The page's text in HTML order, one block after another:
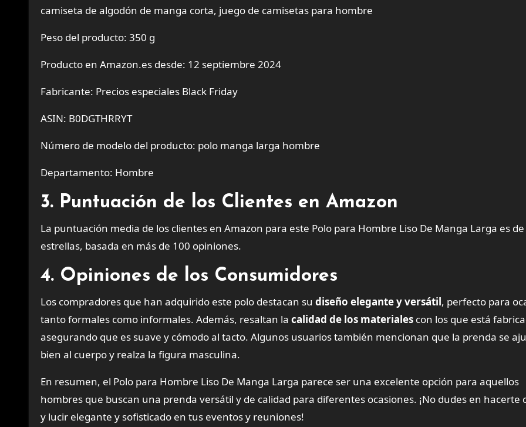
camiseta de algodón de manga corta, juego de camisetas para hombre
Peso del producto: 350 g
Producto en Amazon.es desde: 12 septiembre 2024
Fabricante: Precios especiales Black Friday
ASIN: B0DGTHRRYT
Número de modelo del producto: polo manga larga hombre
Departamento: Hombre
3. Puntuación de los Clientes en Amazon
La puntuación media de los clientes en Amazon para este Polo para Hombre Liso De Manga Larga es de
estrellas, basada en más de 100 opiniones.
4. Opiniones de los Consumidores
Los compradores que han adquirido este polo destacan su diseño elegante y versátil, perfecto para
tanto formales como informales. Además, resaltan la calidad de los materiales con los que está
asegurando que es suave y cómodo al tacto. Algunos usuarios también mencionan que la prenda se
bien al cuerpo y realza la figura masculina.
En resumen, el Polo para Hombre Liso De Manga Larga parece ser una excelente opción para aquellos
hombres que buscan una prenda versátil y de calidad para diferentes ocasiones. ¡No dudes en hacerte
y lucir elegante y sofisticado en tus eventos y reuniones!